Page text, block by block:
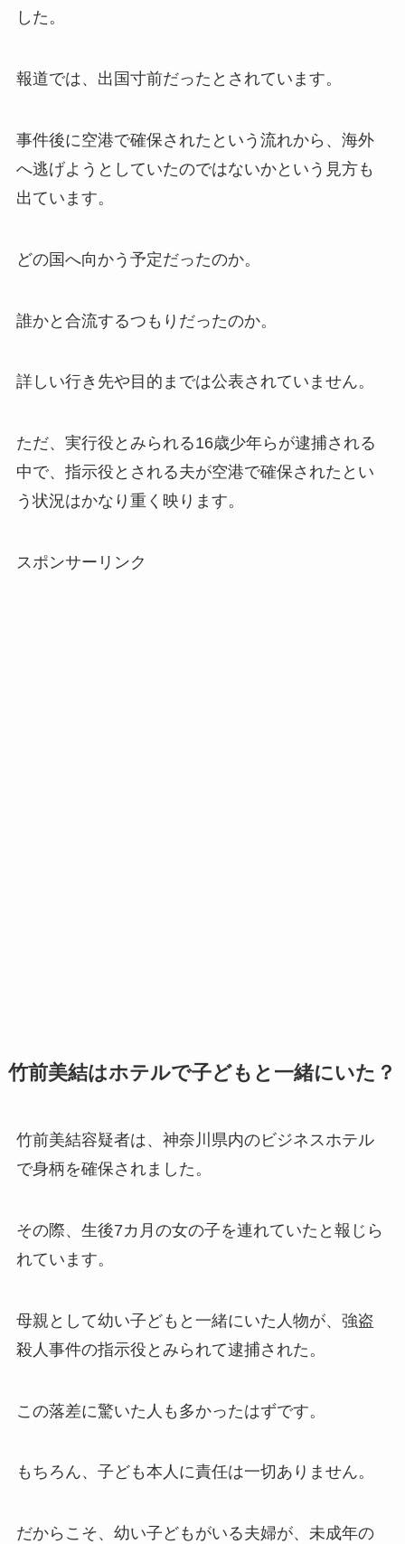
した。
報道では、出国寸前だったとされています。
事件後に空港で確保されたという流れから、海外
へ逃げようとしていたのではないかという見方も
出ています。
どの国へ向かう予定だったのか。
誰かと合流するつもりだったのか。
詳しい行き先や目的までは公表されていません。
ただ、実行役とみられる16歳少年らが逮捕される
中で、指示役とされる夫が空港で確保されたとい
う状況はかなり重く映ります。
スポンサーリンク
竹前美結はホテルで子どもと一緒にいた？
竹前美結容疑者は、神奈川県内のビジネスホテル
で身柄を確保されました。
その際、生後7カ月の女の子を連れていたと報じら
れています。
母親として幼い子どもと一緒にいた人物が、強盗
殺人事件の指示役とみられて逮捕された。
この落差に驚いた人も多かったはずです。
もちろん、子ども本人に責任は一切ありません。
だからこそ、幼い子どもがいる夫婦が、未成年の